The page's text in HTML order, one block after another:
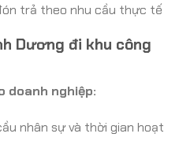
trả theo nhu cầu thực tế
Dương đi khu công
doanh nghiệp:
nhân sự và thời gian hoạt